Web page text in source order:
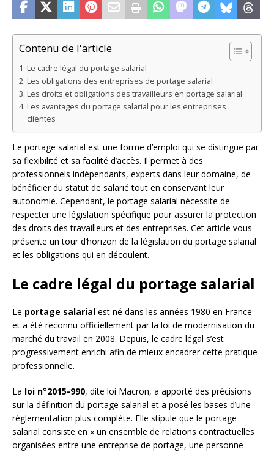
Contenu de l'article
Le cadre légal du portage salarial
Les obligations des entreprises de portage salarial
Les droits et obligations des travailleurs en portage salarial
Les avantages du portage salarial pour les entreprises
clientes
Le portage salarial est une forme d’emploi qui se distingue par
sa flexibilité et sa facilité d’accès. Il permet à des
professionnels indépendants, experts dans leur domaine, de
bénéficier du statut de salarié tout en conservant leur
autonomie. Cependant, le portage salarial nécessite de
respecter une législation spécifique pour assurer la protection
des droits des travailleurs et des entreprises. Cet article vous
présente un tour d’horizon de la législation du portage salarial
et les obligations qui en découlent.
Le cadre légal du portage salarial
Le portage salarial est né dans les années 1980 en France
et a été reconnu officiellement par la loi de modernisation du
marché du travail en 2008. Depuis, le cadre légal s’est
progressivement enrichi afin de mieux encadrer cette pratique
professionnelle.
La loi n°2015-990, dite loi Macron, a apporté des précisions
sur la définition du portage salarial et a posé les bases d’une
réglementation plus complète. Elle stipule que le portage
salarial consiste en « un ensemble de relations contractuelles
organisées entre une entreprise de portage, une personne